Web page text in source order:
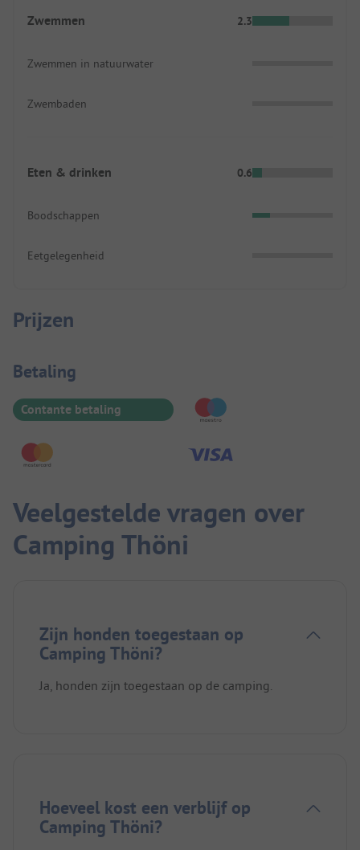
Zwemmen 2.3
Zwemmen in natuurwater
Zwembaden
Eten & drinken 0.6
Boodschappen
Eetgelegenheid
Prijzen
Betaalinformatie
Betaling
Contante betaling
Veelgestelde vragen over
Camping Thöni
Zijn honden toegestaan op
Camping Thöni?
Ja, honden zijn toegestaan op de camping.
Hoeveel kost een verblijf op
Camping Thöni?